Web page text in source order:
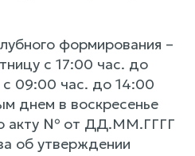
формирования –
с 17:00 час. до
с 09:00 час. до 14:00
днем в воскресенье
акту № от ДД.ММ.ГГГГ
об утверждении